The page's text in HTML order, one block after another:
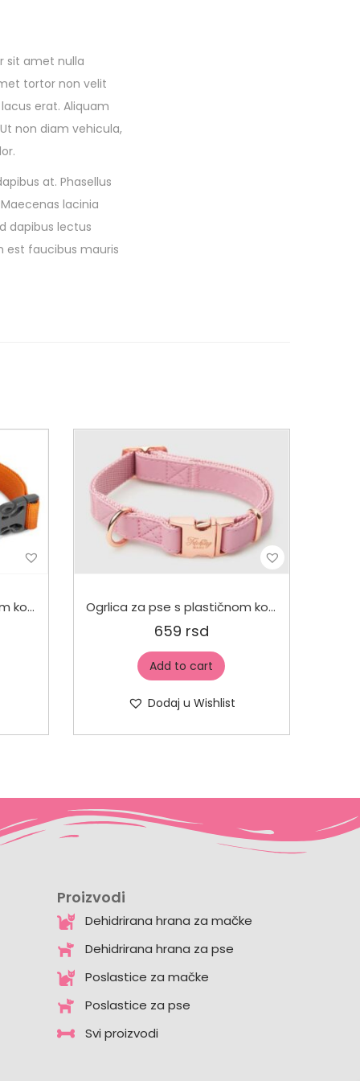
sit amet nulla
tortor non velit
erat. Aliquam
non diam vehicula,
at. Phasellus
lacinia
dapibus lectus
est faucibus mauris
Ogrlica za pse s plastičnom kopčom Narandžasta Ogrlica za pse s plastičnom kopčom Roze
659 rsd
Add to cart
Dodaj u Wishlist
Proizvodi
Dehidrirana hrana za mačke
Dehidrirana hrana za pse
Poslastice za mačke
Poslastice za pse
Svi proizvodi